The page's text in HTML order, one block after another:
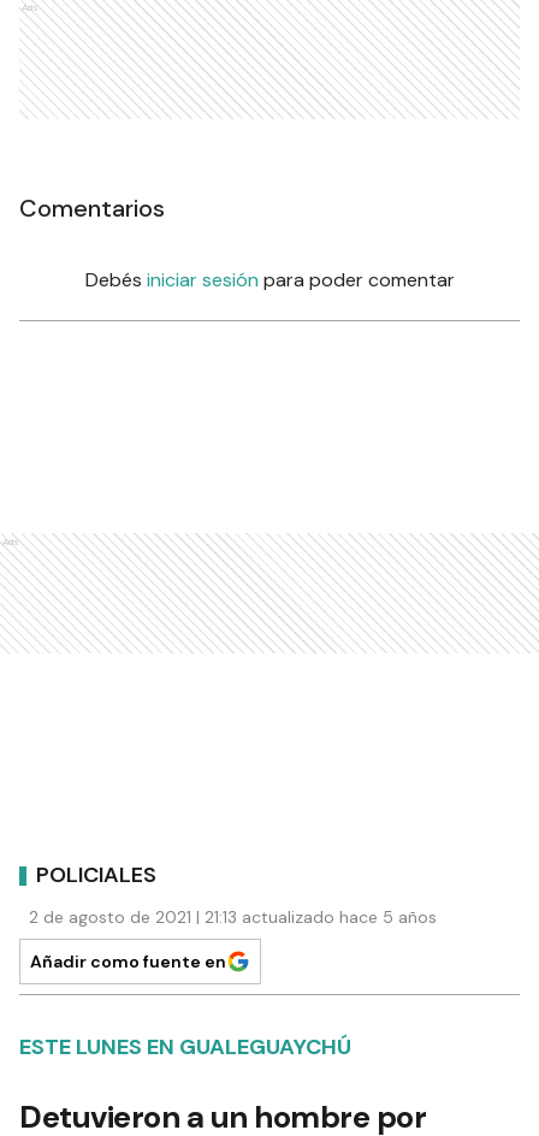
Ads
Comentarios
Debés iniciar sesión para poder comentar
Ads
POLICIALES
2 de agosto de 2021 | 21:13 actualizado hace 5 años
Añadir como fuente en
ESTE LUNES EN GUALEGUAYCHÚ
Detuvieron a un hombre por